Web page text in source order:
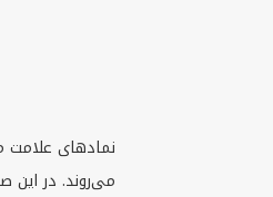
نمادهای علامت
می‌روند. در این